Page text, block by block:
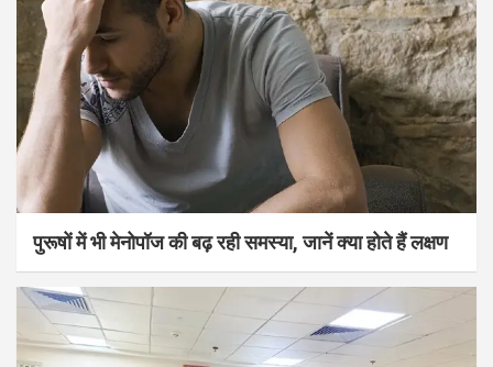
पुरूषों में भी मेनोपॉज की बढ़ रही समस्या, जानें क्या होते हैं लक्षण